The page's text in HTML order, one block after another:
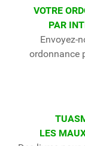
VOTRE
PAR
Envoyez-
ordonnance
LES